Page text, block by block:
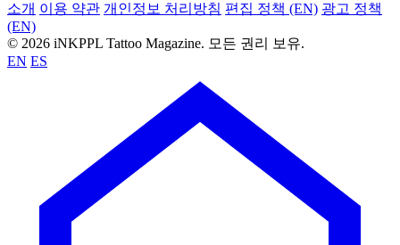
소개 이용 약관 개인정보 처리방침 편집 정책 (EN) 광고 정책
(EN)
© 2026 iNKPPL Tattoo Magazine. 모든 권리 보유.
EN ES